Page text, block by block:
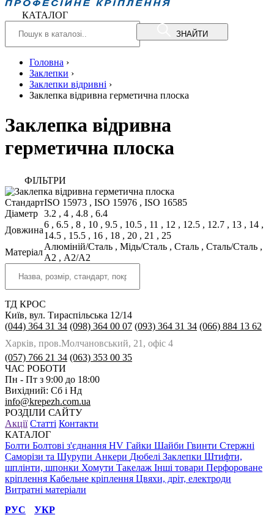
КАТАЛОГ
ЗНАЙТИ
Головна ›
Заклепки ›
Заклепки відривні ›
Заклепка відривна герметична плоска
Заклепка відривна
герметична плоска
ФIЛЬТРИ
СтандартISO 15973 , ISO 15976 , ISO 16585
Діаметр 3.2 , 4 , 4.8 , 6.4
Довжина
6 , 6.5 , 8 , 10 , 9.5 , 10.5 , 11 , 12 , 12.5 , 12.7 , 13 , 14 ,
14.5 , 15.5 , 16 , 18 , 20 , 21 , 25
Матеріал
Алюміній/Сталь , Мідь/Сталь , Сталь , Сталь/Сталь ,
A2 , А2/А2
ТД КРОС
Київ, вул. Тираспільська 12/14
(044) 364 31 34 (098) 364 00 07 (093) 364 31 34 (066) 884 13 62
Харків, пров.Молчановський, 21, офіс 4
(057) 766 21 34 (063) 353 00 35
ЧАС РОБОТИ
Пн - Пт з 9:00 до 18:00
Вихідний: Сб і Нд
info@krepezh.com.ua
РОЗДІЛИ САЙТУ
Акції Статті Контакти
КАТАЛОГ
Болти Болтові з'єднання HV Гайки Шайби Гвинти Стержні
Саморізи та Шурупи Анкери Дюбелі Заклепки Штифти,
шплінти, шпонки Хомути Такелаж Інші товари Перфороване
кріплення Кабельне кріплення Цвяхи, дріт, електроди
Витратні матеріали
РУС
УКР